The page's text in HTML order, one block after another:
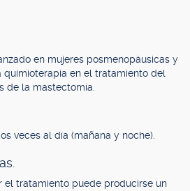
en mujeres posmenopáusicas y
en el tratamiento del
de la mastectomía.
veces al día (mañana y noche).
el tratamiento puede producirse un